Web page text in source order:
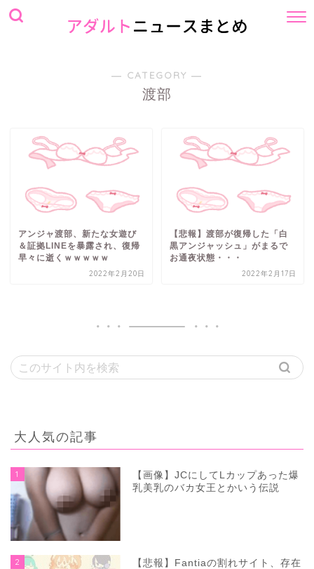
― CATEGORY ―
渡部
アンジャ渡部、新たな女遊び
＆証拠LINEを暴露され、復帰
早々に逝くｗｗｗｗｗ
2022年2月20日
【悲報】渡部が復帰した「白
黒アンジャッシュ」がまるで
お通夜状態・・・
2022年2月17日
大人気の記事
1
【画像】JCにしてLカップあった爆
乳美乳のバカ女王とかいう伝説
2
【悲報】Fantiaの割れサイト、存在